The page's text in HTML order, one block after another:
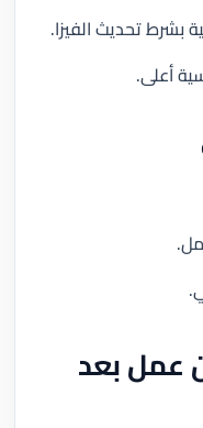
بشرط تحديث الفيزا.
أعلى.
عمل بعد